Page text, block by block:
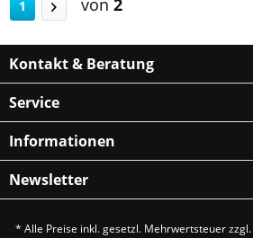
1 von 2
Kontakt & Beratung
Service
Informationen
Newsletter
* Alle Preise inkl. gesetzl. Mehrwertsteuer zzgl.